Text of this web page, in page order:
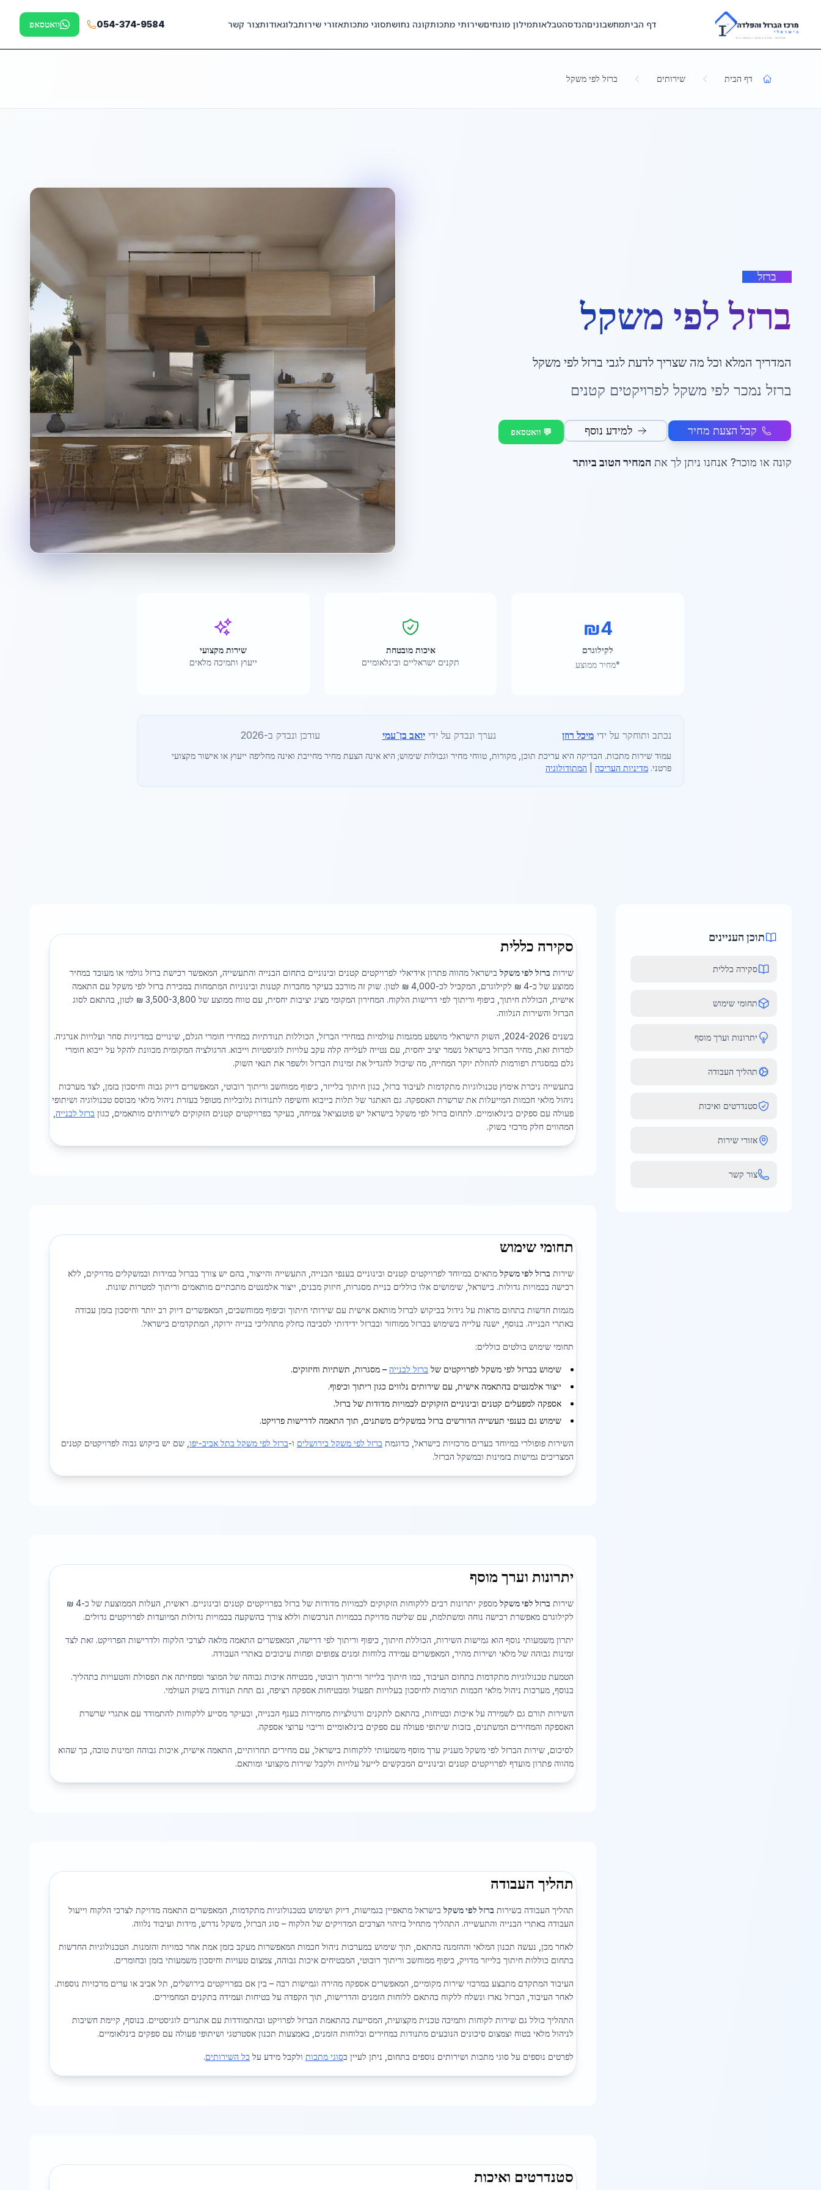
Skip to main content
דף הביתמחשבוניםהנדסהטבלאותמילון מונחיםשירותי מתכותקונה נחושתסוגי מתכותאזורי שירותבלוגאודותצור קשר 054-374-9584 וואטסאפ
דף הבית שירותים ברזל לפי משקל
ברזל
ברזל לפי משקל
המדריך המלא וכל מה שצריך לדעת לגבי ברזל לפי משקל
ברזל נמכר לפי משקל לפרויקטים קטנים
קבל הצעת מחיר למידע נוסף 💬 וואטסאפ
קונה או מוכר? אנחנו ניתן לך את המחיר הטוב ביותר
₪4
לקילוגרם
*מחיר ממוצע
איכות מובטחת
תקנים ישראליים ובינלאומיים
שירות מקצועי
ייעוץ ותמיכה מלאים
נכתב ותוחקר על ידי מיכל רוזן נערך ונבדק על ידייואב בן־עמי עודכן ונבדק ב-2026
עמוד שירות מתכות. הבדיקה היא עריכת תוכן, מקורות, טווחי מחיר וגבולות שימוש; היא אינה הצעת מחיר מחייבת ואינה מחליפה ייעוץ או אישור מקצועי
פרטני. מדיניות העריכה המתודולוגיה
תוכן העניינים
סקירה כללית
תחומי שימוש
יתרונות וערך מוסף
תהליך העבודה
סטנדרטים ואיכות
אזורי שירות
צור קשר
סקירה כללית
שירות ברזל לפי משקל בישראל מהווה פתרון אידיאלי לפרויקטים קטנים ובינוניים בתחום הבנייה והתעשייה, המאפשר רכישת ברזל גולמי או מעובד במחיר
ממוצע של כ-4 ₪ לקילוגרם, המקביל לכ-4,000 ₪ לטון. שוק זה מורכב בעיקר מחברות קטנות ובינוניות המתמחות במכירת ברזל לפי משקל עם התאמה
אישית, הכוללת חיתוך, כיפוף וריתוך לפי דרישות הלקוח. המחירון המקומי מציג יציבות יחסית, עם טווח ממוצע של 3,500-3,800 ₪ לטון, בהתאם לסוג
הברזל והשירות הנלווה.
בשנים 2024-2026, השוק הישראלי מושפע ממגמות עולמיות במחירי הברזל, הכוללות תנודתיות במחירי חומרי הגלם, שינויים במדיניות סחר ועלויות אנרגיה.
למרות זאת, מחיר הברזל בישראל נשמר יציב יחסית, עם נטייה לעלייה קלה עקב עלויות לוגיסטיות וייבוא. הרגולציה המקומית מכוונת להקל על ייבוא חומרי
גלם במסגרת רפורמות להוזלת יוקר המחייה, מה שיכול להגדיל את זמינות הברזל ולשפר את תנאי השוק.
בתעשייה ניכרת אימוץ טכנולוגיות מתקדמות לעיבוד ברזל, כגון חיתוך בלייזר, כיפוף ממוחשב וריתוך רובוטי, המאפשרים דיוק גבוה וחיסכון בזמן, לצד מערכות
ניהול מלאי חכמות המייעלות את שרשרת האספקה. גם האתגר של תלות בייבוא וחשיפה לתנודות גלובליות מטופל בעזרת ניהול מלאי מבוסס טכנולוגיה ושיתופי
פעולה עם ספקים בינלאומיים. לתחום ברזל לפי משקל בישראל יש פוטנציאל צמיחה, בעיקר בפרויקטים קטנים הזקוקים לשירותים מותאמים, כגון ברזל לבנייה
המהווים חלק מרכזי בשוק.
תחומי שימוש
שירות ברזל לפי משקל מתאים במיוחד לפרויקטים קטנים ובינוניים בענפי הבנייה, התעשייה והייצור, בהם יש צורך בברזל במידות ובמשקלים מדויקים, ללא
רכישה בכמויות גדולות. בישראל, שימושים אלו כוללים בניית מסגרות, חיזוק מבנים, ייצור אלמנטים מתכתיים מותאמים וריתוך למטרות שונות.
מגמות חדשות בתחום מראות על גידול בביקוש לברזל מותאם אישית עם שירותי חיתוך וכיפוף ממוחשבים, המאפשרים דיוק רב יותר וחיסכון בזמן עבודה
באתרי הבנייה. בנוסף, ישנה עלייה בשימוש בברזל ממוחזר ובברזל ידידותי לסביבה כחלק מתהליכי בנייה ירוקה, המתקדמים בישראל.
תחומי שימוש בולטים כוללים:
שימוש בברזל לפי משקל לפרויקטים של ברזל לבנייה – מסגרות, תשתיות וחיזוקים.
ייצור אלמנטים בהתאמה אישית, עם שירותים נלווים כגון ריתוך וכיפוף.
אספקה למפעלים קטנים ובינוניים הזקוקים לכמויות מדודות של ברזל.
שימוש גם בענפי תעשייה הדורשים ברזל במשקלים משתנים, תוך התאמה לדרישות פרויקט.
השירות פופולרי במיוחד בערים מרכזיות בישראל, כדוגמת ברזל לפי משקל בירושלים ו-ברזל לפי משקל בתל אביב-יפו , שם יש ביקוש גבוה לפרויקטים קטנים
המצריכים גמישות בזמינות ובמשקל הברזל.
יתרונות וערך מוסף
שירות ברזל לפי משקל
מספק יתרונות רבים ללקוחות הזקוקים לכמויות מדודות של ברזל בפרויקטים קטנים ובינוניים. ראשית, העלות הממוצעת של כ-4 ₪
לקילוגרם מאפשרת רכישה נוחה ומשתלמת, עם שליטה מדויקת בכמויות הנרכשות וללא צורך בהשקעה בכמויות גדולות המיועדות לפרויקטים גדולים.
יתרון משמעותי נוסף הוא גמישות השירות, הכוללת חיתוך, כיפוף וריתוך לפי דרישה, המאפשרים התאמה מלאה לצרכי הלקוח ולדרישות הפרויקט. זאת לצד
זמינות גבוהה של מלאי ושירות מהיר, המאפשרים עמידה בלוחות זמנים צפופים ופחות עיכובים באתרי העבודה.
הטמעת טכנולוגיות מתקדמות בתחום העיבוד, כמו חיתוך בלייזר וריתוך רובוטי, מבטיחה איכות גבוהה של המוצר ומפחיתה את הפסולת והטעויות בתהליך.
בנוסף, מערכות ניהול מלאי חכמות תורמות לחיסכון בעלויות תפעול ומבטיחות אספקה רציפה, גם תחת תנודות בשוק העולמי.
השירות תורם גם לשמירה על איכות ובטיחות, בהתאם לתקנים ורגולציות מחמירות בענף הבנייה, ובעיקר מסייע ללקוחות להתמודד עם אתגרי שרשרת
האספקה והמחירים המשתנים, בזכות שיתופי פעולה עם ספקים בינלאומיים וריבוי ערוצי אספקה.
לסיכום, שירות הברזל לפי משקל מעניק ערך מוסף משמעותי ללקוחות בישראל, עם מחירים תחרותיים, התאמה אישית, איכות גבוהה וזמינות טובה, כך שהוא
מהווה פתרון מועדף לפרויקטים קטנים ובינוניים המבקשים לייעל עלויות ולקבל שירות מקצועי ומותאם.
תהליך העבודה
תהליך העבודה בשירות ברזל לפי משקל בישראל מתאפיין בגמישות, דיוק ושימוש בטכנולוגיות מתקדמות, המאפשרים התאמה מדויקת לצרכי הלקוח וייעול
העבודה באתרי הבנייה והתעשייה. התהליך מתחיל בזיהוי הצרכים המדויקים של הלקוח – סוג הברזל, משקל נדרש, מידות ועיבוד נלווה.
לאחר מכן, נעשה תכנון המלאי וההזמנה בהתאם, תוך שימוש במערכות ניהול חכמות המאפשרות מעקב בזמן אמת אחר כמויות והזמנות. הטכנולוגיות החדשות
בתחום כוללות חיתוך בלייזר מדויק, כיפוף ממוחשב וריתוך רובוטי, המבטיחים איכות גבוהה, צמצום טעויות וחיסכון משמעותי בזמן ובחומרים.
העיבוד המתקדם מתבצע במרכזי שירות מקומיים, המאפשרים אספקה מהירה וגמישות רבה – בין אם בפרויקטים בירושלים, תל אביב או ערים מרכזיות נוספות.
לאחר העיבוד, הברזל נארז ונשלח ללקוח בהתאם ללוחות הזמנים והדרישות, תוך הקפדה על בטיחות ועמידה בתקנים המחמירים.
התהליך כולל גם שירות לקוחות ותמיכה טכנית מקצועית, המסייעת בהתאמת הברזל לפרויקט ובהתמודדות עם אתגרים לוגיסטיים. בנוסף, קיימת חשיבות
לניהול מלאי בטוח וצמצום סיכונים הנובעים מתנודות במחירים ובלוחות הזמנים, באמצעות תכנון אסטרטגי ושיתופי פעולה עם ספקים בינלאומיים.
לפרטים נוספים על סוגי מתכות ושירותים נוספים בתחום, ניתן לעיין בסוגי מתכות ולקבל מידע על כל השירותים.
סטנדרטים ואיכות